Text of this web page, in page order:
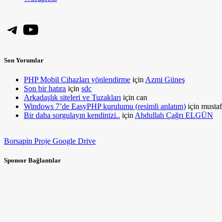
Telegram
YouTube
Son Yorumlar
PHP Mobil Cihazları yönlendirme için Azmi Güneş
Son bir hatıra için sdc
Arkadaşlık siteleri ve Tuzakları için can
Windows 7’de EasyPHP kurulumu (resimli anlatım) için
Bir daha sorgulayın kendinizi.. için Abdullah Çağrı ELGÜN
Borsapin Proje Google Drive
Sponsor Bağlantılar